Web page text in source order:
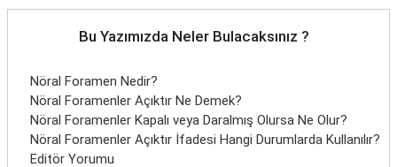
Bu Yazımızda Neler Bulacaksınız ?
Nöral Foramen Nedir?
Nöral Foramenler Açıktır Ne Demek?
Nöral Foramenler Kapalı veya Daralmış Olursa Ne Olur?
Nöral Foramenler Açıktır İfadesi Hangi Durumlarda Kullanılır?
Editör Yorumu